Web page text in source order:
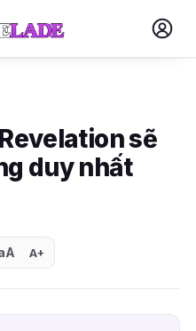
sẽ
duy nhất
A+